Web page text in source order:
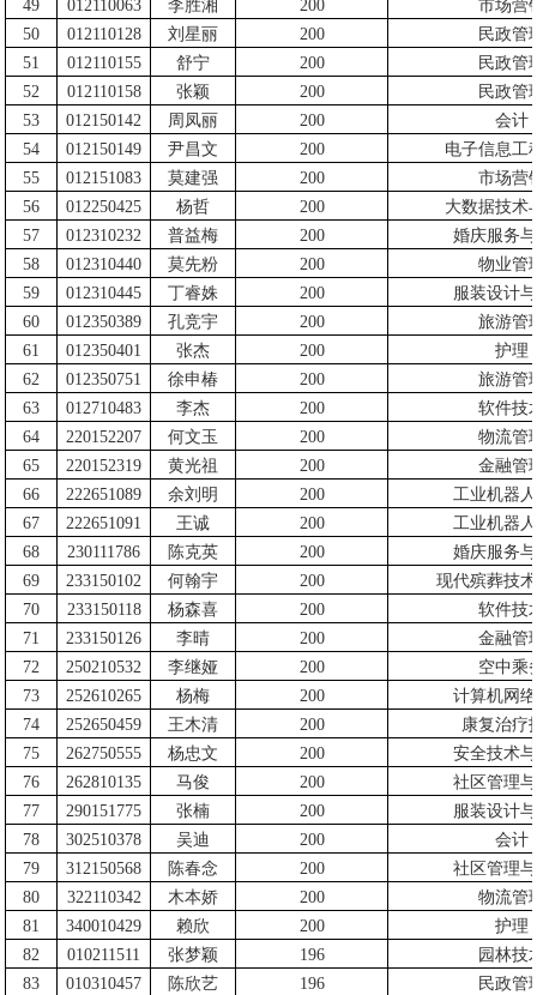
49
012110063 李胜湘 200
市场营
50
012110128 刘星丽 200
民政管
51
012110155 舒宁 200
民政管
52
012110158 张颖 200
民政管
53
012150142 周凤丽 200
会计
54
012150149 尹昌文 200
电子信息工
55
012151083 莫建强 200
市场营
56
012250425 杨哲 200
大数据技术
57
012310232 普益梅 200
婚庆服务
58
012310440 莫先粉 200
物业管
59
012310445 丁睿姝 200
服装设计
60
012350389 孔竞宇 200
旅游管
61
012350401 张杰 200
护理
62
012350751 徐申椿 200
旅游管
63
012710483 李杰 200
软件技
64
220152207 何文玉 200
物流管
65
220152319 黄光祖 200
金融管
66
222651089 余刘明 200
工业机器
67
222651091 王诚 200
工业机器
68
230111786 陈克英 200
婚庆服务
69
233150102 何翰宇 200
现代殡葬技
70
233150118 杨森喜 200
软件技
71
233150126 李晴 200
金融管
72
250210532 李继娅 200
空中乘
73
252610265 杨梅 200
计算机网
74
252650459 王木清 200
康复治疗
75
262750555 杨忠文 200
安全技术
76
262810135 马俊 200
社区管理
77
290151775 张楠 200
服装设计
78
302510378 吴迪 200
会计
79
312150568 陈春念 200
社区管理
80
322110342 木本娇 200
物流管
81
340010429 赖欣 200
护理
82
010211511 张梦颖 196
园林技
83
010310457 陈欣艺 196
民政管